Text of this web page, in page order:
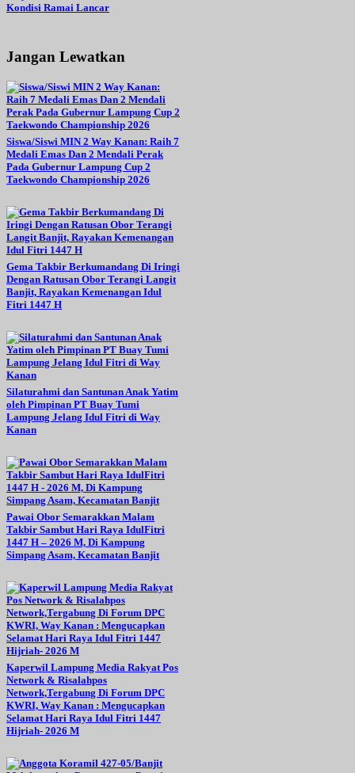
Kondisi Ramai Lancar
Jangan Lewatkan
Siswa/Siswi MIN 2 Way Kanan: Raih 7
Medali Emas Dan 2 Mendali Perak
Pada Gubernur Lampung Cup 2
Taekwondo Championship 2026
Gema Takbir Berkumandang Di Iringi
Dengan Ratusan Obor Terangi Langit
Banjit, Rayakan Kemenangan Idul
Fitri 1447 H
Silaturahmi dan Santunan Anak Yatim
oleh Pimpinan PT Buay Tumi
Lampung Jelang Idul Fitri di Way
Kanan
Pawai Obor Semarakkan Malam
Takbir Sambut Hari Raya IdulFitri
1447 H – 2026 M, Di Kampung
Simpang Asam, Kecamatan Banjit
Kaperwil Lampung Media Rakyat Pos
Network & Risalahpos
Network,Tergabung Di Forum DPC
KWRI, Way Kanan : Mengucapkan
Selamat Hari Raya Idul Fitri 1447
Hijriah- 2026 M